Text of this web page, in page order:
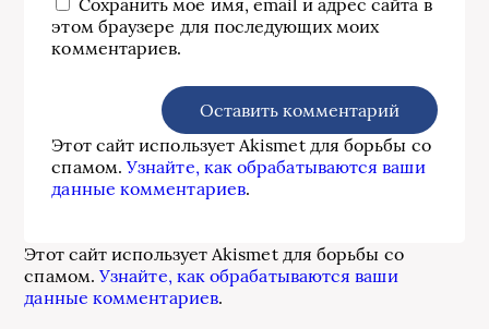
Сохранить моё имя, email и адрес сайта в
этом браузере для последующих моих
комментариев.
Этот сайт использует Akismet для борьбы со
спамом.Узнайте, как обрабатываются ваши
данные комментариев.
Этот сайт использует Akismet для борьбы со
спамом.Узнайте, как обрабатываются ваши
данные комментариев.